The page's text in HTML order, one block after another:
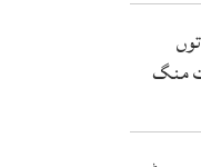
منگ